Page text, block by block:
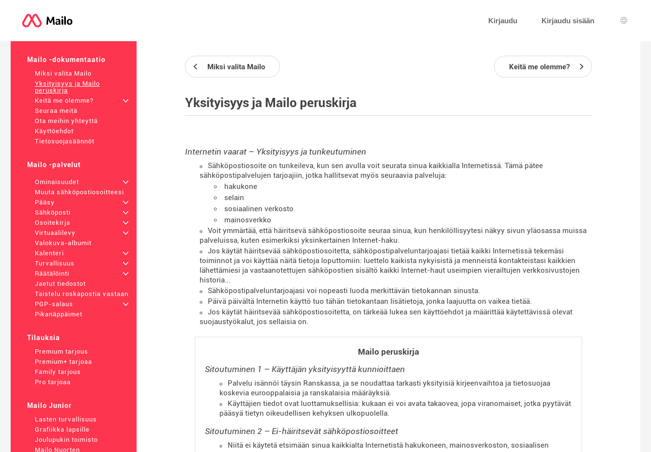
Kirjaudu Kirjaudu sisään
Kielen
Mailo -dokumentaatio
Miksi valita Mailo
Yksityisyys ja Mailo
peruskirja
Keitä me olemme?
+
Seuraa meitä
Ota meihin yhteyttä
Käyttöehdot
Tietosuojasäännöt
Mailo -palvelut
Ominaisuudet
+
Muuta sähköpostiosoitteesi
Pääsy
+
Sähköposti
+
Osoitekirja
+
Virtuaalilevy
+
Valokuva-albumit
Kalenteri
+
Turvallisuus
+
Räätälöinti
+
Jaetut tiedostot
Taistelu roskapostia vastaan
PGP-salaus
+
Pikanäppäimet
Tilauksia
Premium tarjous
Premium+ tarjoaa
Family tarjous
Pro tarjoaa
Mailo Junior
Lasten turvallisuus
Grafiikka lapsille
Joulupukin toimisto
Mailo Nuorten
Miksi valita Mailo Keitä me olemme?
Yksityisyys ja Mailo peruskirja
Internetin vaarat – Yksityisyys ja tunkeutuminen
Sähköpostiosoite on tunkeileva, kun sen avulla voit seurata sinua kaikkialla Internetissä. Tämä pätee
sähköpostipalvelujen tarjoajiin, jotka hallitsevat myös seuraavia palveluja:
hakukone
selain
sosiaalinen verkosto
mainosverkko
Voit ymmärtää, että häiritsevä sähköpostiosoite seuraa sinua, kun henkilöllisyytesi näkyy sivun yläosassa muissa
palveluissa, kuten esimerkiksi yksinkertainen Internet-haku.
Jos käytät häiritsevää sähköpostiosoitetta, sähköpostipalveluntarjoajasi tietää kaikki Internetissä tekemäsi
toiminnot ja voi käyttää näitä tietoja loputtomiin: luettelo kaikista nykyisistä ja menneistä kontakteistasi kaikkien
lähettämiesi ja vastaanotettujen sähköpostien sisältö kaikki Internet-haut useimpien vierailtujen verkkosivustojen
historia...
Sähköpostipalveluntarjoajasi voi nopeasti luoda merkittävän tietokannan sinusta.
Päivä päivältä Internetin käyttö tuo tähän tietokantaan lisätietoja, jonka laajuutta on vaikea tietää.
Jos käytät häiritsevää sähköpostiosoitetta, on tärkeää lukea sen käyttöehdot ja määrittää käytettävissä olevat
suojaustyökalut, jos sellaisia ​​on.
Mailo peruskirja
Sitoutuminen 1 – Käyttäjän yksityisyyttä kunnioittaen
Palvelu isännöi täysin Ranskassa, ja se noudattaa tarkasti yksityisiä kirjeenvaihtoa ja tietosuojaa
koskevia eurooppalaisia ​​ja ranskalaisia ​​määräyksiä.
Käyttäjien tiedot ovat luottamuksellisia: kukaan ei voi avata takaovea, jopa viranomaiset, jotka pyytävät
pääsyä tietyn oikeudellisen kehyksen ulkopuolella.
Sitoutuminen 2 – Ei-häiritsevät sähköpostiosoitteet
Niitä ei käytetä etsimään sinua kaikkialta Internetistä hakukoneen, mainosverkoston, sosiaalisen